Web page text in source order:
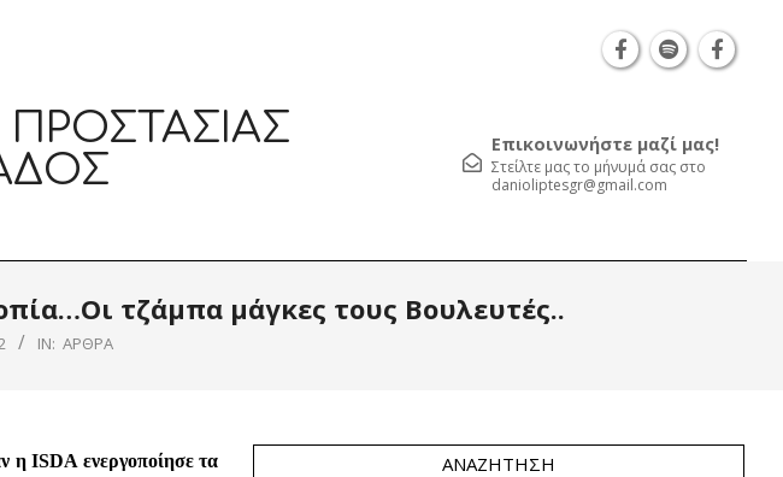
Επικοινωνήστε μαζί μας!
Στείλτε μας το μήνυμά σας στο
danioliptesgr@gmail.com
τζάμπα μάγκες τους Βουλευτές..
IN: ΆΡΘΡΑ
η ISDA ενεργοποίησε τα
ΑΝΑΖΉΤΗΣΗ